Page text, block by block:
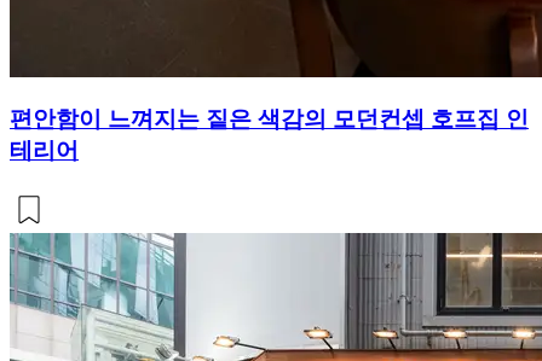
편안함이 느껴지는 짙은 색감의 모던컨셉 호프집 인
테리어